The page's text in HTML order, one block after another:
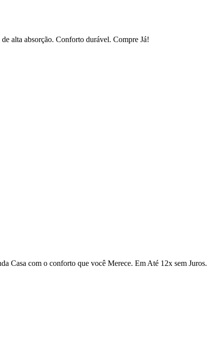
alta absorção. Conforto durável. Compre Já!
Casa com o conforto que você Merece. Em Até 12x sem Juros.